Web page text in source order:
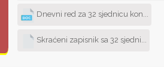
Dnevni red za 32 sjednicu kon...
Skraćeni zapisnik sa 32 sjedni...